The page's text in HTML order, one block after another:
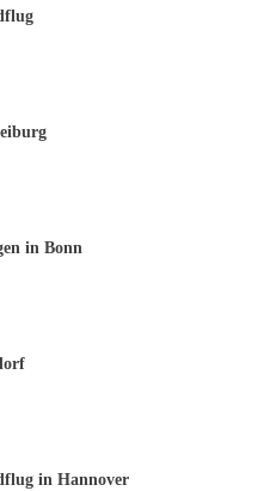
in Bonn
in Hannover